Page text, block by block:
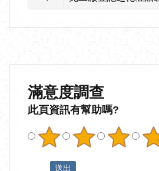
滿意度調查
此頁資訊有幫助嗎?